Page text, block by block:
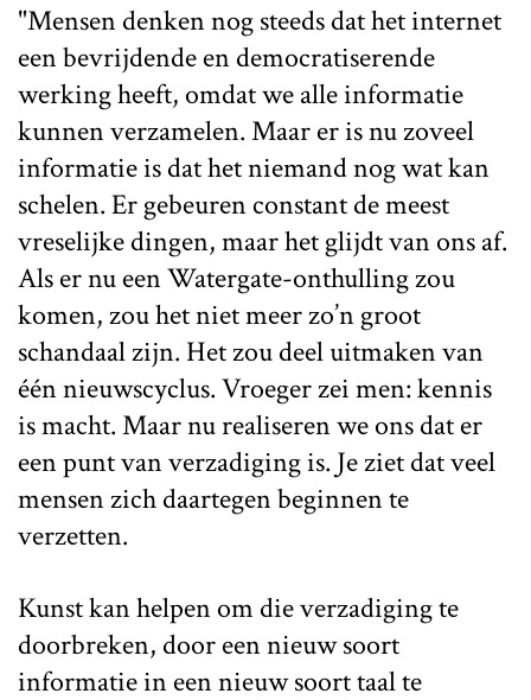
"Mensen denken nog steeds dat het internet
een bevrijdende en democratiserende
werking heeft, omdat we alle informatie
kunnen verzamelen. Maar er is nu zoveel
informatie is dat het niemand nog wat kan
schelen. Er gebeuren constant de meest
vreselijke dingen, maar het glijdt van ons af.
Als er nu een Watergate-onthulling zou
komen, zou het niet meer zo’n groot
schandaal zijn. Het zou deel uitmaken van
één nieuwscyclus. Vroeger zei men: kennis
is macht. Maar nu realiseren we ons dat er
een punt van verzadiging is. Je ziet dat veel
mensen zich daartegen beginnen te
verzetten.
Kunst kan helpen om die verzadiging te
doorbreken, door een nieuw soort
informatie in een nieuw soort taal te